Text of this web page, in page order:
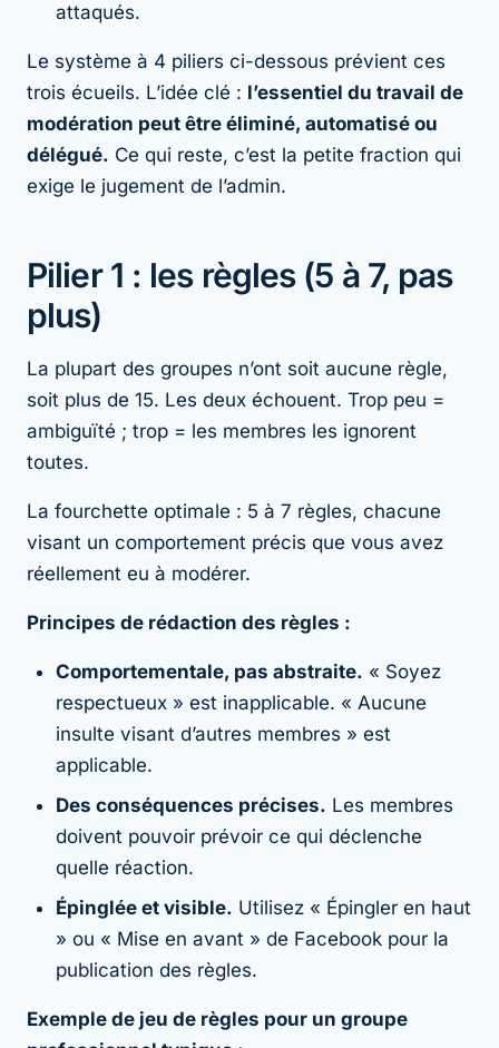
attaqués.
Le système à 4 piliers ci-dessous prévient ces
trois écueils. L’idée clé : l’essentiel du travail de
modération peut être éliminé, automatisé ou
délégué. Ce qui reste, c’est la petite fraction qui
exige le jugement de l’admin.
Pilier 1 : les règles (5 à 7, pas
plus)
La plupart des groupes n’ont soit aucune règle,
soit plus de 15. Les deux échouent. Trop peu =
ambiguïté ; trop = les membres les ignorent
toutes.
La fourchette optimale : 5 à 7 règles, chacune
visant un comportement précis que vous avez
réellement eu à modérer.
Principes de rédaction des règles :
Comportementale, pas abstraite. « Soyez
respectueux » est inapplicable. « Aucune
insulte visant d’autres membres » est
applicable.
Des conséquences précises. Les membres
doivent pouvoir prévoir ce qui déclenche
quelle réaction.
Épinglée et visible. Utilisez « Épingler en haut
» ou « Mise en avant » de Facebook pour la
publication des règles.
Exemple de jeu de règles pour un groupe